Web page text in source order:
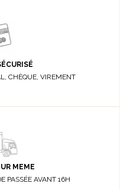
CHÈQUE, VIREMENT
MEME
PASSÉE AVANT 16H